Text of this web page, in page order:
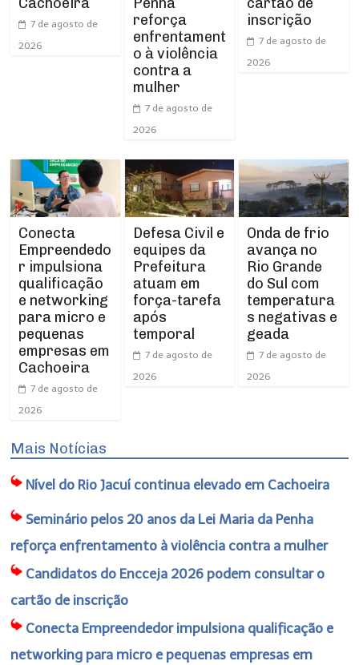
7 de agosto de
2026
reforça
enfrentament
o à violência
contra a
mulher
7 de agosto de
2026
inscrição
7 de agosto de
2026
Conecta
Empreendedo
r impulsiona
qualificação
e networking
para micro e
pequenas
empresas em
Cachoeira
7 de agosto de
2026
Defesa Civil e
equipes da
Prefeitura
atuam em
força-tarefa
após
temporal
7 de agosto de
2026
Onda de frio
avança no
Rio Grande
do Sul com
temperatura
s negativas e
geada
7 de agosto de
2026
Mais Notícias
Nível do Rio Jacuí continua elevado em Cachoeira
Seminário pelos 20 anos da Lei Maria da Penha
reforça enfrentamento à violência contra a mulher
Candidatos do Encceja 2026 podem consultar o
cartão de inscrição
Conecta Empreendedor impulsiona qualificação e
networking para micro e pequenas empresas em